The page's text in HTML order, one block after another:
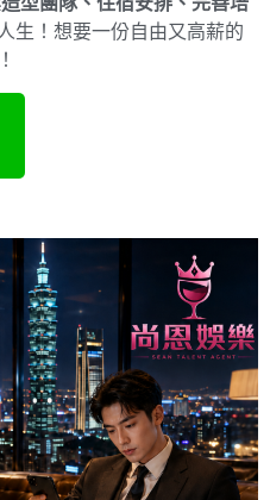
生！想要一份自由又高薪的
！